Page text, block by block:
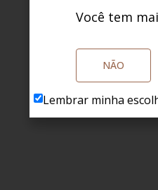
Você tem
NÃO
Lembrar minha